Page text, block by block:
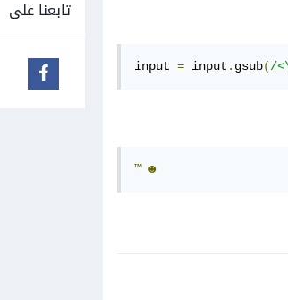
input = input . gsub(/
™ ☻
تابعنا على